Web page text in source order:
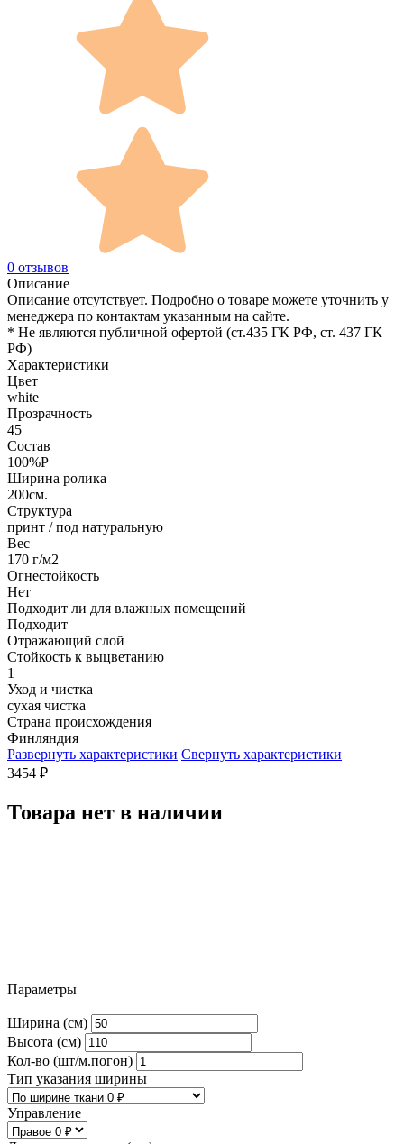
0 отзывов
Описание
Описание отсутствует. Подробно о товаре можете уточнить у
менеджера по контактам указанным на сайте.
* Не являются публичной офертой (ст.435 ГК РФ, cт. 437 ГК
РФ)
Характеристики
Цвет
white
Прозрачность
45
Состав
100%P
Ширина ролика
200см.
Структура
принт / под натуральную
Вес
170 г/м2
Огнестойкость
Нет
Подходит ли для влажных помещений
Подходит
Отражающий слой
Стойкость к выцветанию
1
Уход и чистка
сухая чистка
Страна происхождения
Финляндия
Развернуть характеристики Свернуть характеристики
3454 ₽
Товара нет в наличии
Параметры
Ширина (см)
Высота (см)
Кол-во (шт/м.погон)
Тип указания ширины
Управление